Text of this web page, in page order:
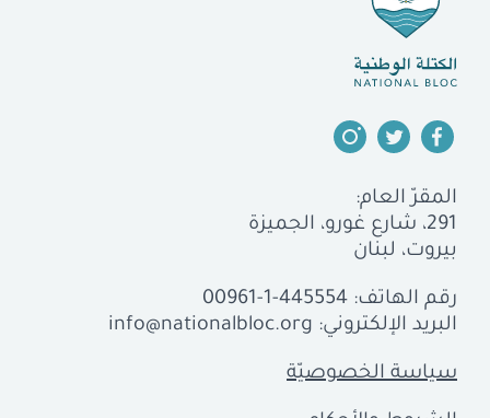
المقرّ العام:
291، شارع غورو، الجميزة
بيروت، لبنان
رقم الهاتف: 00961-1-445554
البريد الإلكتروني: info@nationalbloc.org
سياسة الخصوصيّة